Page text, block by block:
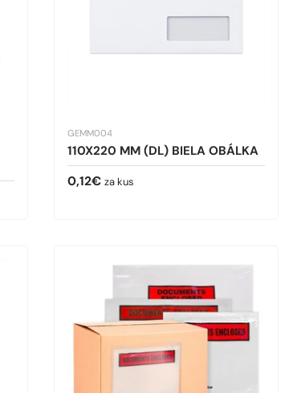
GEMM004
110X220 MM (DL) BIELA OBÁLKA
Bežná cena
0,12€ za kus